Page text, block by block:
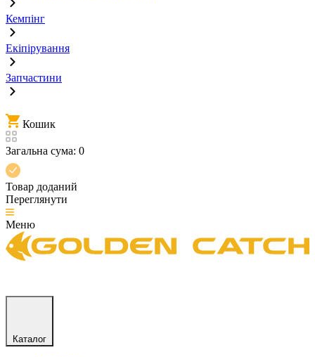
Кемпінг
Екіпірування
Запчастини
Кошик
Загальна сума: 0
Товар доданий
Переглянути
Меню
Каталог